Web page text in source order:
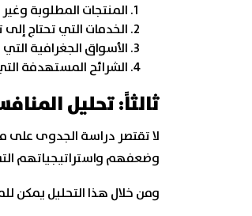
المنتجات المطلوبة
الخدمات التي تحتاج
الأسواق الجغرافية
الشرائح المستهدفة
ثالثاً: تحليل
لا تقتصر دراسة الجدوى على
وضعفهم واستراتيجياتهم
ومن خلال هذا التحليل يمكن